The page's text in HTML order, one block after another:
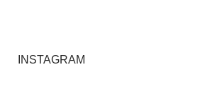
INSTAGRAM